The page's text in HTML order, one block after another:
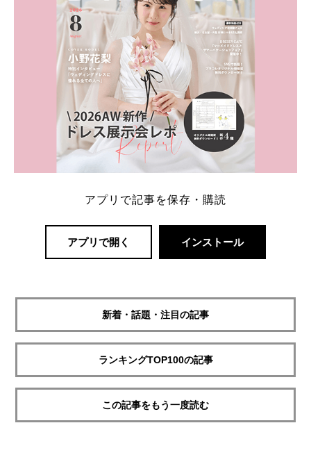
アプリで記事を保存・購読
アプリで開く インストール
新着・話題・注目の記事
ランキングTOP100の記事
この記事をもう一度読む